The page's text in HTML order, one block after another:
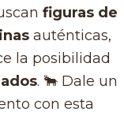
figuras de
auténticas,
la posibilidad
. 🐂 Dale un
con esta